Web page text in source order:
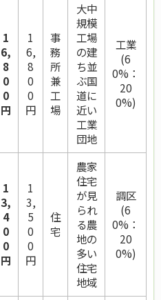
1
6,
8
0
0
円
1
6,
8
0
0
円
事
務
所
兼
工
場
大中
規模
工場
の建
ち並
ぶ国
道に
近い
工業
団地
工業
(6
0%：
20
0%)
1
3,
4
0
0
円
1
3,
5
0
0
円
住
宅
農家
住宅
が見
られ
る農
地の
多い
住宅
地域
調区
(6
0%：
20
0%)